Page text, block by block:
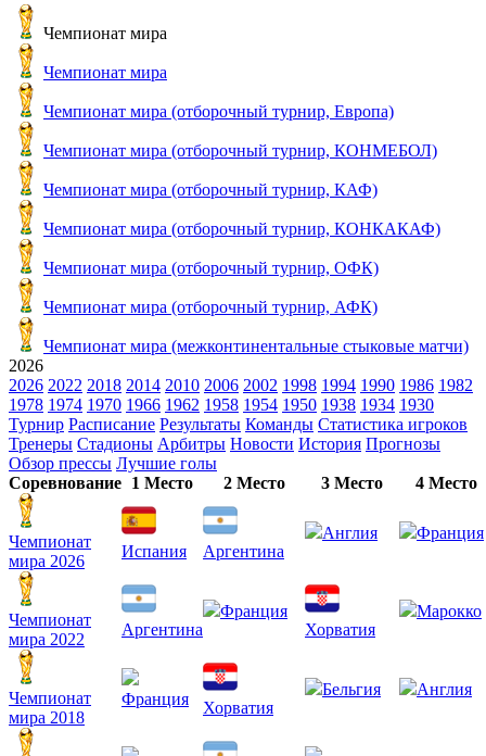
Чемпионат мира
Чемпионат мира
Чемпионат мира (отборочный турнир, Европа)
Чемпионат мира (отборочный турнир, КОНМЕБОЛ)
Чемпионат мира (отборочный турнир, КАФ)
Чемпионат мира (отборочный турнир, КОНКАКАФ)
Чемпионат мира (отборочный турнир, ОФК)
Чемпионат мира (отборочный турнир, АФК)
Чемпионат мира (межконтинентальные стыковые матчи)
2026
2026 2022 2018 2014 2010 2006 2002 1998 1994 1990 1986 1982
1978 1974 1970 1966 1962 1958 1954 1950 1938 1934 1930
Турнир Расписание Результаты Команды Статистика игроков
Тренеры Стадионы Арбитры Новости История Прогнозы
Обзор прессы Лучшие голы
Соревнование 1 Место 2 Место 3 Место 4 Место
Чемпионат
мира 2026
Испания Аргентина
Англия Франция
Чемпионат
мира 2022
Аргентина
Франция
Хорватия
Марокко
Чемпионат
мира 2018
Франция Хорватия
Бельгия Англия